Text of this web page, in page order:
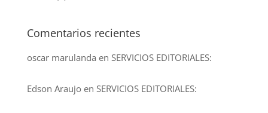
Comentarios recientes
oscar marulanda en SERVICIOS EDITORIALES:
Edson Araujoen SERVICIOS EDITORIALES: